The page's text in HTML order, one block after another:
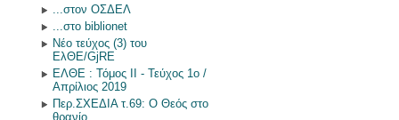
...στον ΟΣΔΕΛ
...στο biblionet
Νέο τεύχος (3) του
ΕλΘΕ/GjRE
ΕΛΘΕ : Τόμος II - Τεύχος 1ο /
Απρίλιος 2019
Περ.ΣΧΕΔΙΑ τ.69: Ο Θεός στο
θρανίο